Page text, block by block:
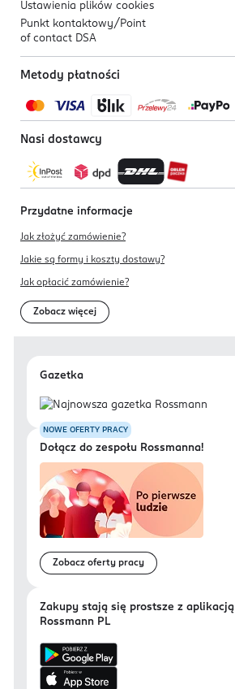
Ustawienia plików cookies
Punkt kontaktowy/ Point
of contact DSA
Metody płatności
Nasi dostawcy
Przydatne informacje
Jak złożyć zamówienie?
Jakie są formy i koszty dostawy?
Jak opłacić zamówienie?
Zobacz więcej
Gazetka
NOWE OFERTY PRACY
Dołącz do zespołu Rossmanna!
Zobacz oferty pracy
Zakupy stają się prostsze z aplikacją
Rossmann PL